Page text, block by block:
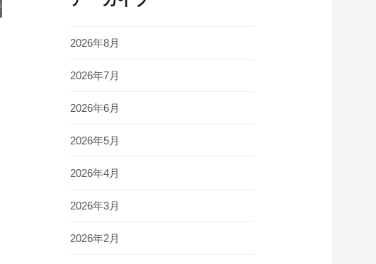
2026年8月
2026年7月
2026年6月
2026年5月
2026年4月
2026年3月
2026年2月